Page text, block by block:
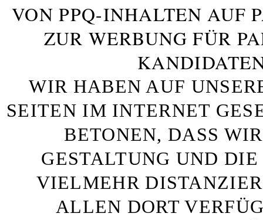
VON PPQ-INHALTEN AUF
ZUR WERBUNG FÜR
WIR HABEN AUF
SEITEN IM INTERNET
BETONEN, DASS
GESTALTUNG UND
VIELMEHR
ALLEN DORT